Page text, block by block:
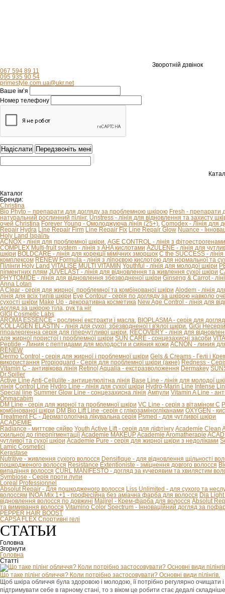
Зворотній дзвінок
067 594 89 11
095 935 90 54
primestyle.com.ua@ukr.net
Ваше ім’я
Номер телефону
Каталог
Бренди:
Christina
Bio Phyto – препарати для догляду за проблемною шкірою Fresh - препарати
натуральний рослинний пілінг. Unstress - лінія для відновлення та захисту
очей Christina Forever Young - Омолоджуюча лінія (25+). Comodex - Лінія для
Repair Hydra Line Repair Firm Line Repair Fix Line Repair Glow Nuance -
Holy Land Ізраїль
ACNOX - лінія для проблемної шкіри. AGE CONTROL - лінія з
COMPLEX Multi-fruit system - лінія з AHA кислотами AZULENE - лінія для
шкіри BOLDCARE - лінія для корекції мімічних зморшок C the SUCCESS -
комплексом RENEW Formula - лінія з ліпоєвою кислотою для нормальної та
Пілінги Holy Land VITALISE MULTI VITAMIN Youthful - лінія для молодої шкіри
пігментних плям JUVELAST - лінія для відновлення та живлення сухої шкіри
PHYTOMIDE - лінія для відновлення збезводненої шкіри Ginseng & Carrot -
Anna Lotan
A Clear - серія для жирної, проблемної та комбінованої шкіри Alodem - лінія
лінія для всіх типів шкіри Eye Contour - серія по догляду за шкірою навколо
сухості шкіри Make Up - декоративна косметика New Age Control - лінія для
догляд за шкірою тіла, рук та ніг
GIGI Cosmetic Labs
AROMA ESSENCE - рослинні екстракти і масла. BIOPLASMA - серія для
COLLAGEN ELASTIN - лінія для сухої, збезводненої і в'ялої шкіри. GiGi
гіпоалергенна серія для гіперчутливої ​​шкіри. RECOVERY - лінія для
для жирної пористої і проблемної шкіри SUN CARE - сонцезахисні засоби
Peptide - Линия с пептидами для молодости и сияния кожи ACNON - линия
RENEW
Dermo Control - серія для жирної і проблемної шкіри Gels & Creams - Гелі і
використання Propioguard - Серія для проблемної шкіри (акне) Redness -
Vitamin C - антивікова лінія Retinol Aqualia - екстразволоження Dermakey
Dr.Spiller
Active Line Anti-Cellulite - антицелюлітна лінія Base Line - лінія для молодої
лінія Control Line Hydro Line - лінія для сухої шкіри Hydro-Marin Line Intense
Special line Summer Glow Line - сонцезахисна лінія Ампули Vitamin A Line -
Onmacabim
DM Line - серія для жирної та проблемної шкіри VC Line - серія з вітаміном С
комбінованої шкіри DM Bio Lift Line -cерія с глікозаміногліканами OXYGEN -
Treatment FC - Дерматологічна лікувальна серія Psmed - для чутливої шкіри
ACADEMIE
Radiance - миттєве сяйво Youth Active Lift - серія для ліфтінгу Academie Clean
схильної до гіперпігментації Academie MAKEUPAcademie Aromatherapie
чутливої та сухої шкіри Academie Pure - серія для жирної шкіри з недоліками
Lamic Cosmetici
Kerastase
Nutritive - живлення сухого волосся Densifique - для відновлення щільності
пошкодженого волосся Resistance Extentioniste - зміцнення довгого волосся
випадіння волосся CURL MANIFESTO - догляд за кучерявим та хвилястим
Symbiose - Серія проти лупи
Loreal Professionnel
Absolut Repair - Для пошкодженого волосся Liss Unlimited - для сухого та
волоссям INOA Mix 1+1 - професійна без аміачна фарба для волосся Dia Light
відновлення волосся по довжині Majirel - Крем-фарба для волосся Absolut
та вимивання волосся Vitamino Color Spectrum - Інноваційний догляд за
PEPPER HAIR BOOST
CAPSA FLEX Спортивні гелі
СТАТЬИ
Головна
Згорнути
Головна
Статті
Що таке пілінг обличчя? Коли потрібно застосовувати? Основні види пілінгів.
Щоб шкіра обличчя була здоровою і молодою, її потрібно регулярно
підтримувати себе в гарному стані, то з віком це робити стає дедалі